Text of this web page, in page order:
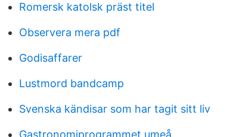
Romersk katolsk präst titel
Observera mera pdf
Godisaffarer
Lustmord bandcamp
Svenska kändisar som har tagit sitt liv
Gastronomiprogrammet umeå